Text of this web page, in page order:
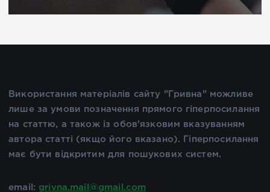
Використання матеріалів сайту "Гривна" можливе
лише за умови позначення прямого гіперпосилання
на статтю, а також із обов'язковим вказуванням
автора статті (якщо його вказано). Гіперпосилання
має бути відкритим для пошукових систем.
email: grivna.mail@gmail.com